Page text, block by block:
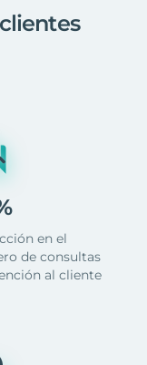
en el
de consultas
al cliente